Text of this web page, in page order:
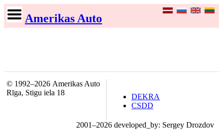
Amerikas Auto
© 1992–2026 Amerikas Auto
Rīga, Stigu iela 18
DEKRA
CSDD
2001–2026 developed_by: Sergey Drozdov